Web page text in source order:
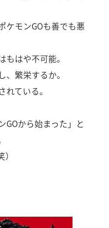
ケモンGOも善でも悪
はや不可能。
繁栄するか。
ている。
GOから始まった」と